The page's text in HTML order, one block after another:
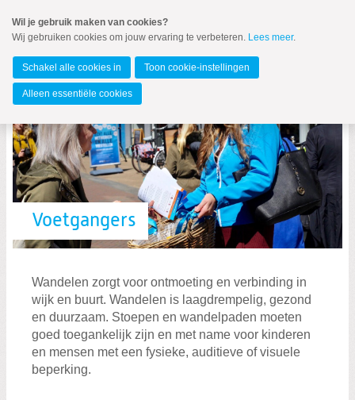
naar
Spring
de
inhoud
Spring
naar
hoofdmenu
Noord-Holland
MENU
Standpunten
Kieskompas
Zoeken:
Voetgangers
Wandelen zorgt voor ontmoeting en verbinding in
wijk en buurt. Wandelen is laagdrempelig, gezond
en duurzaam. Stoepen en wandelpaden moeten
goed toegankelijk zijn en met name voor kinderen
en mensen met een fysieke, auditieve of visuele
beperking.
Wil je gebruik maken van cookies?
Wij gebruiken cookies om jouw ervaring te verbeteren. Lees meer.
Schakel alle cookies in Toon cookie-instellingen
Alleen essentiële cookies